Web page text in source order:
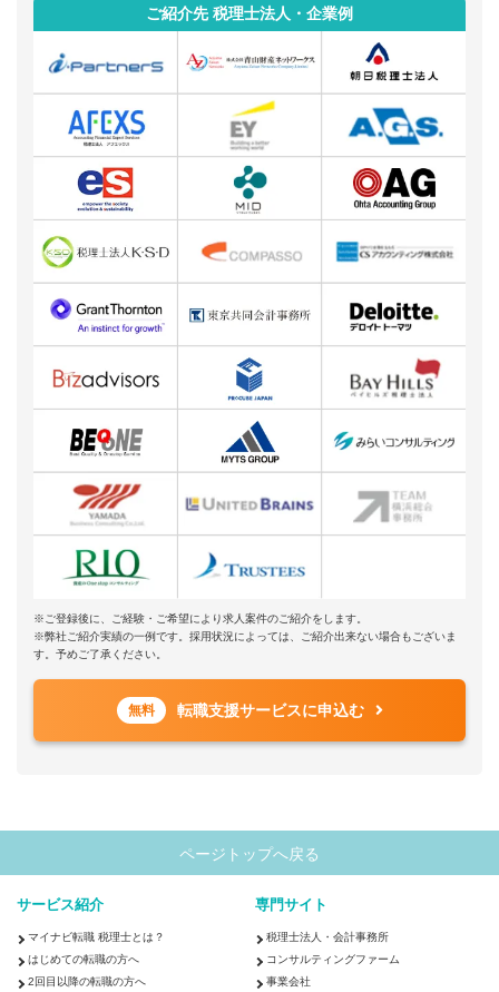
ご紹介先 税理士法人・企業例
※ご登録後に、ご経験・ご希望により求人案件のご紹介をします。
※弊社ご紹介実績の一例です。採用状況によっては、ご紹介出来ない場合もございま
す。予めご了承ください。
無料 転職支援サービスに申込む
ページトップへ戻る
サービス紹介
マイナビ転職 税理士とは？
はじめての転職の方へ
2回目以降の転職の方へ
専門サイト
税理士法人・会計事務所
コンサルティングファーム
事業会社